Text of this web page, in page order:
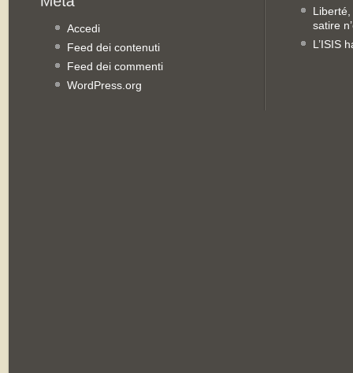
Accedi
Feed dei contenuti
Feed dei commenti
WordPress.org
satire
L’ISIS